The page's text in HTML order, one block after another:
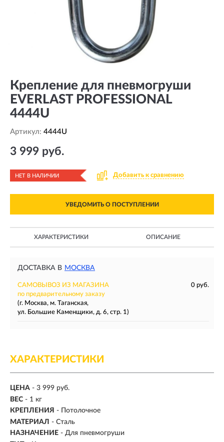
Крепление для пневмогруши
EVERLAST PROFESSIONAL
4444U
Артикул: 4444U
3 999 руб.
НЕТ В НАЛИЧИИ Добавить к сравнению
УВЕДОМИТЬ О ПОСТУПЛЕНИИ
ХАРАКТЕРИСТИКИ ОПИСАНИЕ
ДОСТАВКА В МОСКВА
САМОВЫВОЗ ИЗ МАГАЗИНА
0 руб.
по предварительному заказу
(г. Москва, м. Таганская,
ул. Большие Каменщики, д. 6, стр. 1)
ХАРАКТЕРИСТИКИ
ЦЕНА - 3 999 руб.
ВЕС - 1 кг
КРЕПЛЕНИЯ - Потолочное
МАТЕРИАЛ - Сталь
НАЗНАЧЕНИЕ - Для пневмогруши